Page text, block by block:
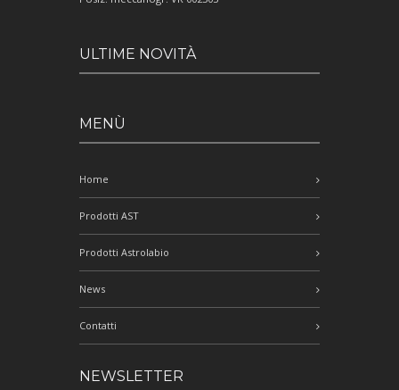
ULTIME NOVITÀ
MENÙ
Home
Prodotti AST
Prodotti Astrolabio
News
Contatti
NEWSLETTER